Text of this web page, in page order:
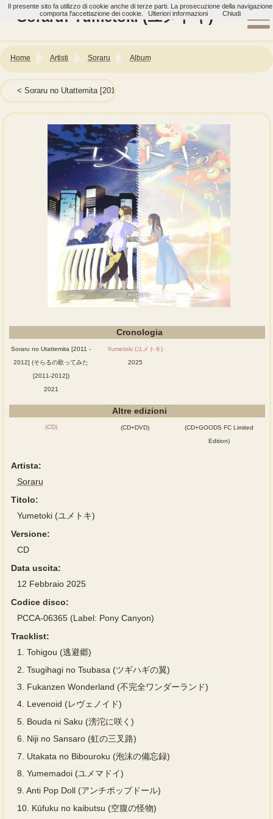
Soraru: Yumetoki (ユメトキ)
Home Artisti Soraru Album
Soraru no Utattemita [2011 - 2012] (そらるの歌ってみた[2011-2012])
Cronologia
Soraru no Utattemita [2011 -
2012] (そらるの歌ってみた
[2011-2012])
2021
Yumetoki (ユメトキ)
2025
Altre edizioni
(CD) (CD+DVD)
(CD+GOODS FC Limited
Edition)
Artista:
Soraru
Titolo:
Yumetoki (ユメトキ)
Versione:
CD
Data uscita:
12 Febbraio 2025
Codice disco:
PCCA-06365 (Label: Pony Canyon)
Tracklist:
1.
Tohigou (逃避郷)
2. Tsugihagi no Tsubasa (ツギハギの翼)
3.
Fukanzen Wonderland (不完全ワンダーランド)
4. Levenoid (レヴェノイド)
5. Bouda ni Saku (滂沱に咲く)
6.
Niji no Sansaro (虹の三叉路)
7.
Utakata no Bibouroku (泡沫の備忘録)
8. Yumemadoi (ユメマドイ)
9. Anti Pop Doll (アンチポップドール)
10. Kūfuku no kaibutsu (空腹の怪物)
Il presente sito fa utilizzo di cookie anche di terze parti. La prosecuzione della navigazione
comporta l'accettazione dei cookie.
Ulteriori informazioni Chiudi